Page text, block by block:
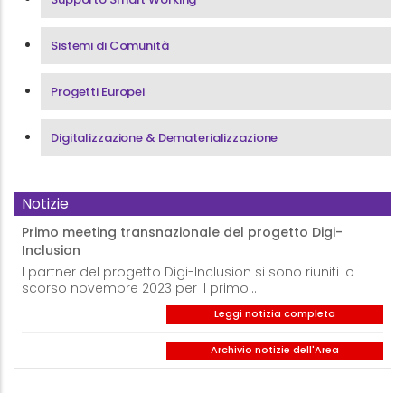
Sistemi di Comunità
Progetti Europei
Digitalizzazione & Dematerializzazione
Notizie
Primo meeting transnazionale del progetto Digi-
Inclusion
I partner del progetto Digi-Inclusion si sono riuniti lo
scorso novembre 2023 per il primo…
Leggi notizia completa
Archivio notizie dell'Area